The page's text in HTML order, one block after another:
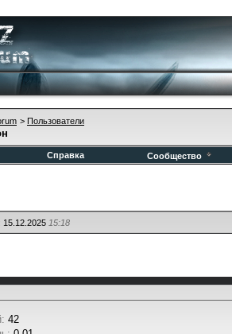
> Пользователи
Справка Сообщество
15.12.2025 15:18
42